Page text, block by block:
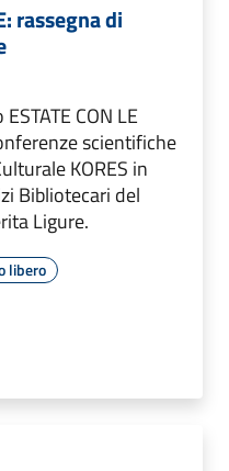
rassegna di
CON LE
scientifiche
KORES in
Bibliotecari del
Ligure.
libero